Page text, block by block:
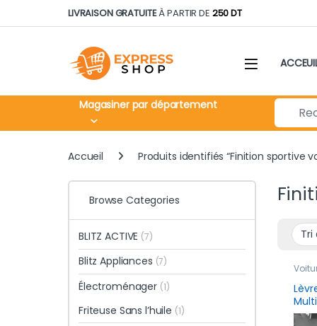
Skip to navigation
Skip to contentLIVRAISON GRATUITEÀ PARTIR DE 250 DT
Magasiner par département Search
Accueil Produits identifiés “Finition sportive
Browse Categories
BLITZ ACTIVE (7)
Blitz Appliances (7)
Électroménager (1)
Friteuse Sans l’huile (1)